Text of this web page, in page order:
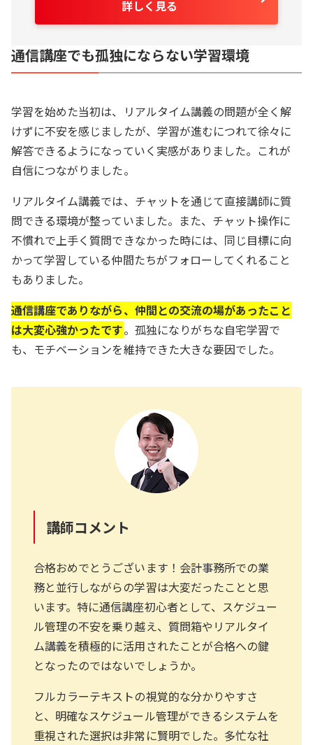
詳しく見る
通信講座でも孤独にならない学習環境
学習を始めた当初は、リアルタイム講義の問題が全く解
けずに不安を感じましたが、学習が進むにつれて徐々に
解答できるようになっていく実感がありました。これが
自信につながりました。
リアルタイム講義では、チャットを通じて直接講師に質
問できる環境が整っていました。また、チャット操作に
不慣れで上手く質問できなかった時には、同じ目標に向
かって学習している仲間たちがフォローしてくれること
もありました。
通信講座でありながら、仲間との交流の場があったこと
は大変心強かったです。孤独になりがちな自宅学習で
も、モチベーションを維持できた大きな要因でした。
講師コメント
合格おめでとうございます！会計事務所での業
務と並行しながらの学習は大変だったことと思
います。特に通信講座初心者として、スケジュー
ル管理の不安を乗り越え、質問箱やリアルタイ
ム講義を積極的に活用されたことが合格への鍵
となったのではないでしょうか。
フルカラーテキストの視覚的な分かりやすさ
と、明確なスケジュール管理ができるシステムを
重視された選択は非常に賢明でした。多忙な社